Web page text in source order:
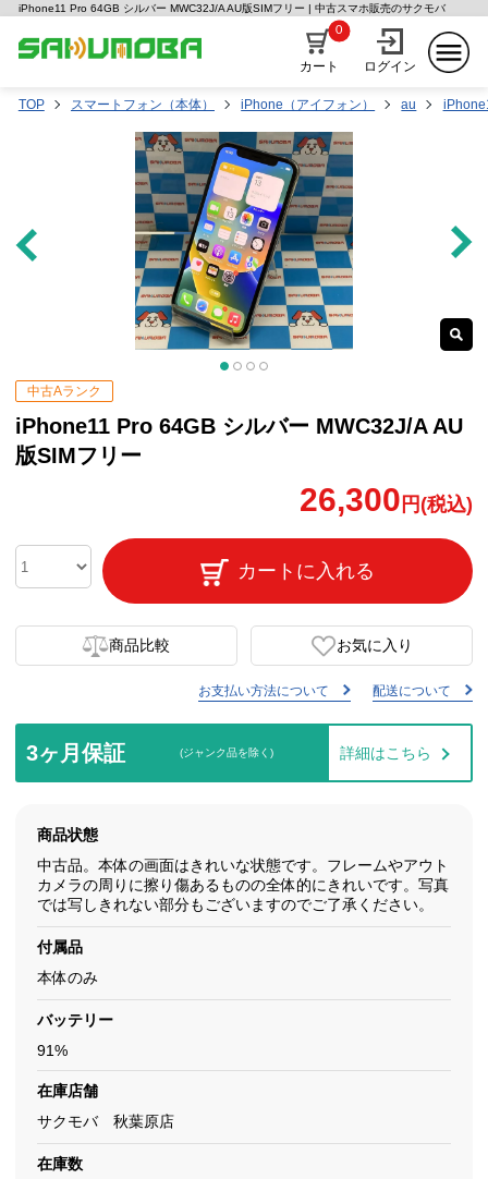
iPhone11 Pro 64GB シルバー MWC32J/A AU版SIMフリー | 中古スマホ販売のサクモバ
カート
0
ログイン
TOP スマートフォン（本体） iPhone（アイフォン） au
中古Aランク
iPhone11 Pro 64GB シルバー MWC32J/A AU
版SIMフリー
26,300 円(税込)
カートに入れる
商品比較 お気に入り
お支払い方法について 配送について
3ヶ月保証 (ジャンク品を除く) 詳細はこちら
商品状態
中古品。本体の画面はきれいな状態です。フレームやアウト
カメラの周りに擦り傷あるものの全体的にきれいです。写真
では写しきれない部分もございますのでご了承ください。
付属品
本体のみ
バッテリー
91%
在庫店舗
サクモバ 秋葉原店
在庫数